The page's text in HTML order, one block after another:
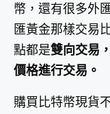
幣，還有很多外
匯黃金那樣交易
點都是雙向交易
價格進行交易。
購買比特幣現貨